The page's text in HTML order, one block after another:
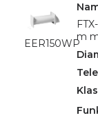
EER150WP
m